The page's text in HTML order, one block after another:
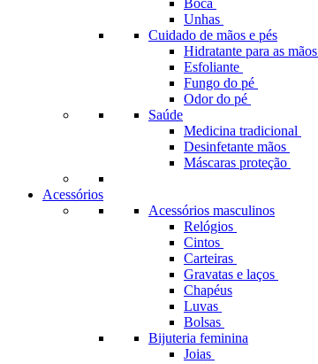
Boca
Unhas
Cuidado de mãos e pés
Hidratante para as mãos
Esfoliante
Fungo do pé
Odor do pé
Saúde
Medicina tradicional
Desinfetante mãos
Máscaras proteção
Acessórios
Acessórios masculinos
Relógios
Cintos
Carteiras
Gravatas e laços
Chapéus
Luvas
Bolsas
Bijuteria feminina
Joias